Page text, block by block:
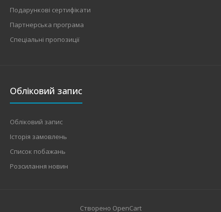
Подарункові сертифікати
Партнерська програма
Спеціальні пропозиції
Обліковий запис
Обліковий запис
Історія замовлень
Список побажань
Розсилання новин
Створено OpenCart